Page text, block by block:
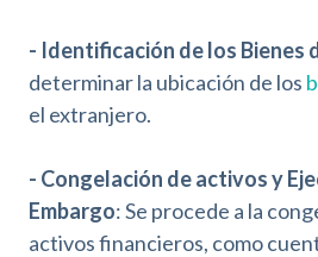
- Identificación de los Bienes
determinar la ubicación de los
el extranjero.
- Congelación de activos yEj
Embargo: Se procede a la
activos financieros, como